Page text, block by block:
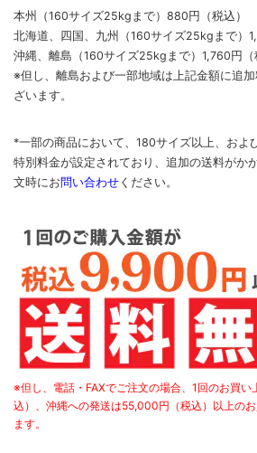
本州（160サイズ25kgまで）880円（税込）
北海道、四国、九州
（160サイズ25kgまで）
沖縄、離島 （160サイズ25kgまで） 1,760円（
※但し、離島および一部地域は上記金額に追
ざいます。
*一部の商品において、180サイズ以上、およ
特別料金が設定されており、追加の送料がか
文時にお問い合わせ ください。
※但し、電話・FAXでご注文の場合、1回のお買
込）、沖縄への発送は55,000円（税込）以上の
ます。